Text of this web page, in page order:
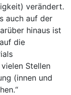
verändert.
auch auf der
hinaus ist
die
Stellen
(innen und